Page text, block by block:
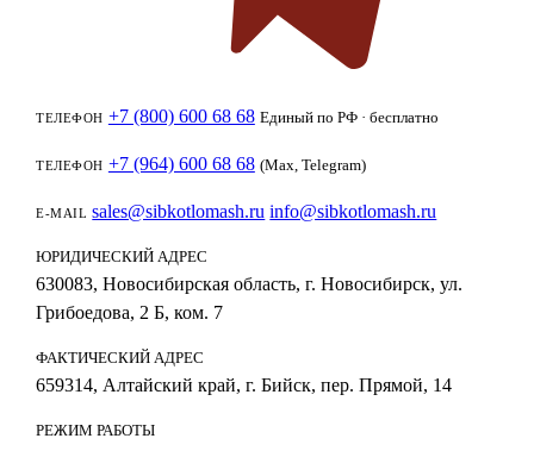
ТЕЛЕФОН +7 (800) 600 68 68 Единый по РФ · бесплатно
ТЕЛЕФОН +7 (964) 600 68 68 (Max, Telegram)
E-MAIL sales@sibkotlomash.ru info@sibkotlomash.ru
ЮРИДИЧЕСКИЙ АДРЕС
630083, Новосибирская область, г. Новосибирск, ул.
Грибоедова, 2 Б, ком. 7
ФАКТИЧЕСКИЙ АДРЕС
659314, Алтайский край, г. Бийск, пер. Прямой, 14
РЕЖИМ РАБОТЫ